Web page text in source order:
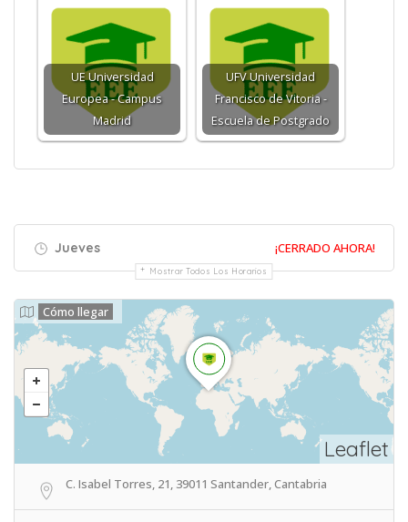
UE Universidad
Europea - Campus
Madrid
UFV Universidad
Francisco de Vitoria -
Escuela de Postgrado
Jueves ¡CERRADO AHORA!
Mostrar Todos Los Horarios
Leaflet
Cómo llegar
C. Isabel Torres, 21, 39011 Santander, Cantabria